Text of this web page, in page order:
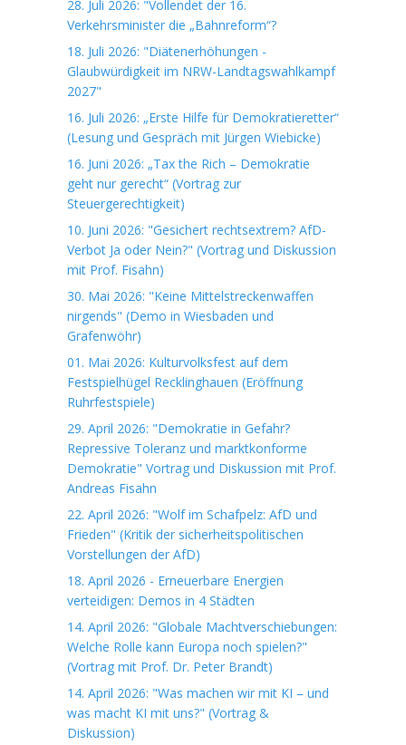
28. Juli 2026: "Vollendet der 16.
Verkehrsminister die „Bahnreform“?
18. Juli 2026: "Diätenerhöhungen -
Glaubwürdigkeit im NRW-Landtagswahlkampf
2027"
16. Juli 2026: „Erste Hilfe für Demokratieretter“
(Lesung und Gespräch mit Jürgen Wiebicke)
16. Juni 2026: „Tax the Rich – Demokratie
geht nur gerecht“ (Vortrag zur
Steuergerechtigkeit)
10. Juni 2026: "Gesichert rechtsextrem? AfD-
Verbot Ja oder Nein?" (Vortrag und Diskussion
mit Prof. Fisahn)
30. Mai 2026: "Keine Mittelstreckenwaffen
nirgends" (Demo in Wiesbaden und
Grafenwöhr)
01. Mai 2026: Kulturvolksfest auf dem
Festspielhügel Recklinghauen (Eröffnung
Ruhrfestspiele)
29. April 2026: "Demokratie in Gefahr?
Repressive Toleranz und marktkonforme
Demokratie" Vortrag und Diskussion mit Prof.
Andreas Fisahn
22. April 2026: "Wolf im Schafpelz: AfD und
Frieden" (Kritik der sicherheitspolitischen
Vorstellungen der AfD)
18. April 2026 - Erneuerbare Energien
verteidigen: Demos in 4 Städten
14. April 2026: "Globale Machtverschiebungen:
Welche Rolle kann Europa noch spielen?"
(Vortrag mit Prof. Dr. Peter Brandt)
14. April 2026: "Was machen wir mit KI – und
was macht KI mit uns?" (Vortrag &
Diskussion)